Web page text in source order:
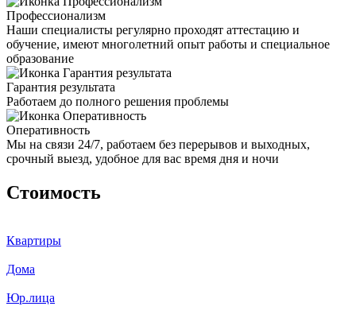
Профессионализм
Наши специалисты регулярно проходят аттестацию и
обучение, имеют многолетний опыт работы и специальное
образование
Гарантия результата
Работаем до полного решения проблемы
Оперативность
Мы на связи 24/7, работаем без перерывов и выходных,
срочный выезд, удобное для вас время дня и ночи
Стоимость
Квартиры
Дома
Юр.лица